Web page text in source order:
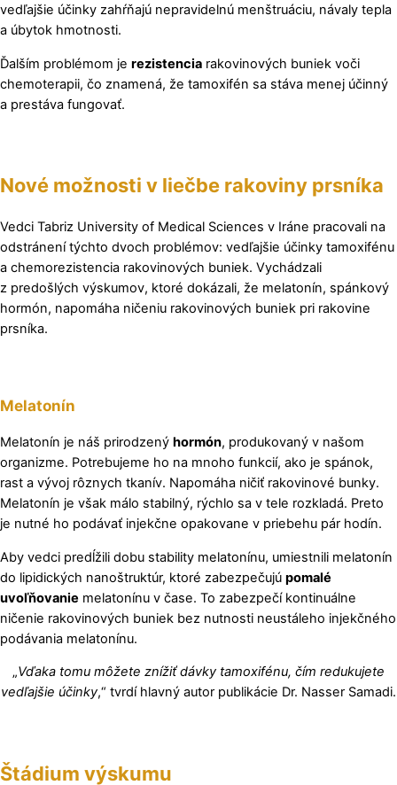
vedľajšie účinky zahŕňajú nepravidelnú menštruáciu, návaly tepla
a úbytok hmotnosti.
Ďalším problémom je rezistencia rakovinových buniek voči
chemoterapii, čo znamená, že tamoxifén sa stáva menej účinný
a prestáva fungovať.
Nové možnosti v liečbe rakoviny prsníka
Vedci Tabriz University of Medical Sciences v Iráne pracovali na
odstránení týchto dvoch problémov: vedľajšie účinky tamoxifénu
a chemorezistencia rakovinových buniek. Vychádzali
z predošlých výskumov, ktoré dokázali, že melatonín, spánkový
hormón, napomáha ničeniu rakovinových buniek pri rakovine
prsníka.
Melatonín
Melatonín je náš prirodzený hormón, produkovaný v našom
organizme. Potrebujeme ho na mnoho funkcií, ako je spánok,
rast a vývoj rôznych tkanív. Napomáha ničiť rakovinové bunky.
Melatonín je však málo stabilný, rýchlo sa v tele rozkladá. Preto
je nutné ho podávať injekčne opakovane v priebehu pár hodín.
Aby vedci predĺžili dobu stability melatonínu, umiestnili melatonín
do lipidických nanoštruktúr, ktoré zabezpečujú pomalé
uvoľňovanie melatonínu v čase. To zabezpečí kontinuálne
ničenie rakovinových buniek bez nutnosti neustáleho injekčného
podávania melatonínu.
„Vďaka tomu môžete znížiť dávky tamoxifénu, čím redukujete
vedľajšie účinky,“ tvrdí hlavný autor publikácie Dr. Nasser Samadi.
Štádium výskumu